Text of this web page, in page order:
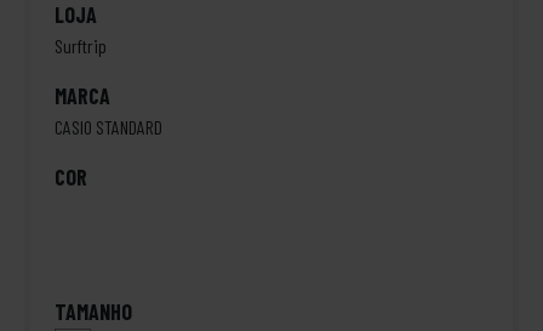
LOJA
Surftrip
MARCA
CASIO STANDARD
COR
TAMANHO